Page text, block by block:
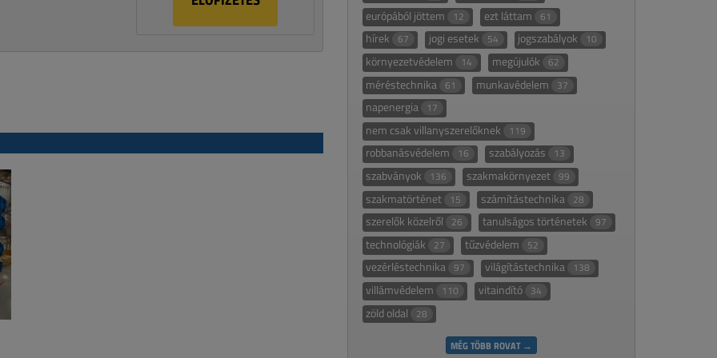
európából jöttem 12 ezt láttam 61
hírek 67 jogi esetek 54 jogszabályok 10
környezetvédelem 14 megújulók 62
méréstechnika 61 munkavédelem 37
napenergia 17
nem csak villanyszerelőknek 119
robbanásvédelem 16 szabályozás 13
szabványok 136 szakmakörnyezet 99
szakmatörténet 15 számítástechnika 28
szerelők közelről 26 tanulságos történetek 97
technológiák 27 tűzvédelem 52
vezérléstechnika 97 világítástechnika 138
villámvédelem 110 vitaindító 34
zöld oldal 28
MÉG TÖBB ROVAT →